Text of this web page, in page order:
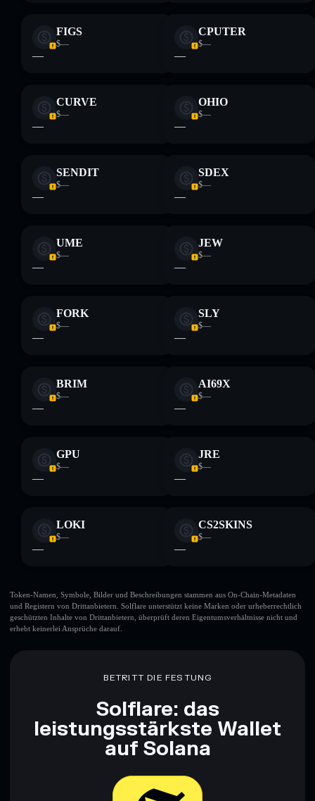
FIGS
$—
—
CPUTER
$—
—
CURVE
$—
—
OHIO
$—
—
SENDIT
$—
—
SDEX
$—
—
UME
$—
—
JEW
$—
—
FORK
$—
—
SLY
$—
—
BRIM
$—
—
AI69X
$—
—
GPU
$—
—
JRE
$—
—
LOKI
$—
—
CS2SKINS
$—
—
Token-Namen, Symbole, Bilder und Beschreibungen stammen aus On-Chain-Metadaten
und Registern von Drittanbietern. Solflare unterstützt keine Marken oder urheberrechtlich
geschützten Inhalte von Drittanbietern, überprüft deren Eigentumsverhältnisse nicht und
erhebt keinerlei Ansprüche darauf.
BETRITT DIE FESTUNG
Solflare: das
leistungsstärkste Wallet
auf Solana